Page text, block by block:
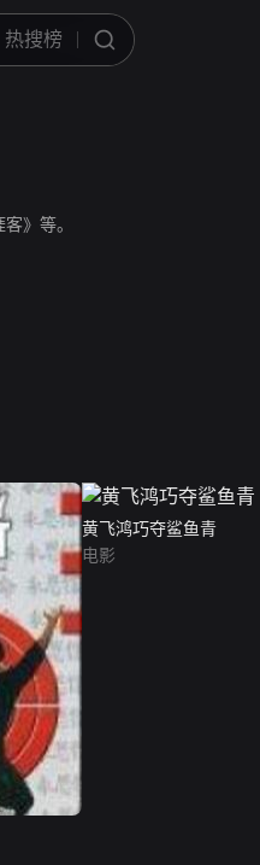
》等。
黄飞鸿巧夺鲨鱼青
电影